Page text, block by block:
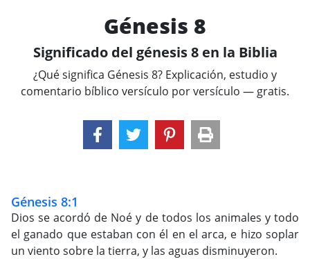
Génesis 8
Significado del génesis 8 en la Biblia
¿Qué significa Génesis 8? Explicación, estudio y
comentario bíblico versículo por versículo — gratis.
Génesis 8:1
Dios se acordó de Noé y de todos los animales y todo
el ganado que estaban con él en el arca, e hizo soplar
un viento sobre la tierra, y las aguas disminuyeron.